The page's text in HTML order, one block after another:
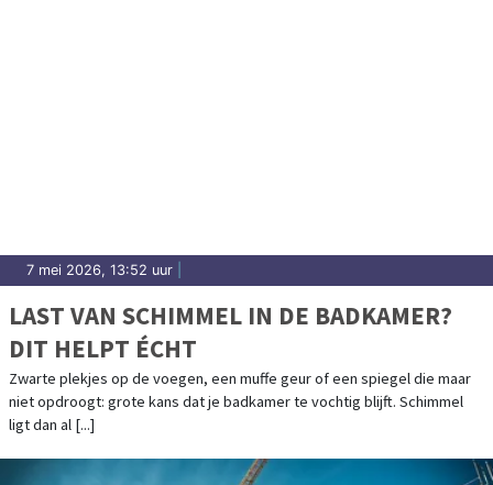
7 mei 2026, 13:52 uur
LAST VAN SCHIMMEL IN DE BADKAMER?
DIT HELPT ÉCHT
Zwarte plekjes op de voegen, een muffe geur of een spiegel die maar
niet opdroogt: grote kans dat je badkamer te vochtig blijft. Schimmel
ligt dan al [...]